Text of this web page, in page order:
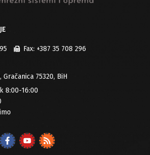
Fax: +387 35 708 296
75320, BiH
8:00-16:00